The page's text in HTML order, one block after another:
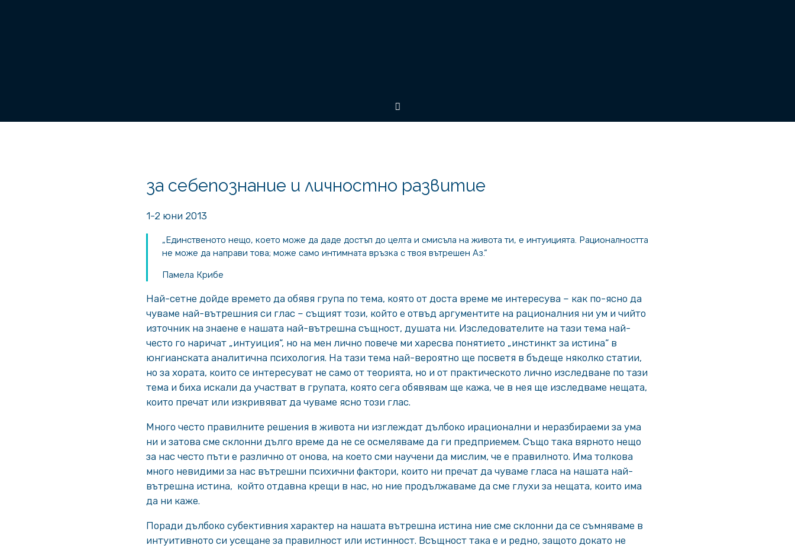
за себепознание и личностно развитие
1-2 юни 2013
„Единственото нещо, което може да даде достъп до целта и смисъла на живота ти, е интуицията. Рационалността
не може да направи това; може само интимната връзка с твоя вътрешен Аз.“
Памела Крибе
Най-сетне дойде времето да обявя група по тема, която от доста време ме интересува – как по-ясно да
чуваме най-вътрешния си глас – същият този, който е отвъд аргументите на рационалния ни ум и чийто
източник на знаене е нашата най-вътрешна същност, душата ни. Изследователите на тази тема най-
често го наричат „интуиция“, но на мен лично повече ми харесва понятието „инстинкт за истина“ в
юнгианската аналитична психология. На тази тема най-вероятно ще посветя в бъдеще няколко статии,
но за хората, които се интересуват не само от теорията, но и от практическото лично изследване по тази
тема и биха искали да участват в групата, която сега обявявам ще кажа, че в нея ще изследваме нещата,
които пречат или изкривяват да чуваме ясно този глас.
Много често правилните решения в живота ни изглеждат дълбоко ирационални и неразбираеми за ума
ни и затова сме склонни дълго време да не се осмеляваме да ги предприемем. Също така вярното нещо
за нас често пъти е различно от онова, на което сми научени да мислим, че е правилното. Има толкова
много невидими за нас вътрешни психични фактори, които ни пречат да чуваме гласа на нашата най-
вътрешна истина, който отдавна крещи в нас, но ние продължаваме да сме глухи за нещата, които има
да ни каже.
Поради дълбоко субективния характер на нашата вътрешна истина ние сме склонни да се съмняваме в
интуитивното си усещане за правилност или истинност. Всъщност така е и редно, защото докато не